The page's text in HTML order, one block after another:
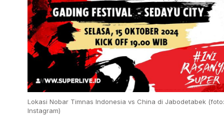
Lokasi Nobar Timnas Indonesia vs China di Jabodetabek (foto:
Instagram)